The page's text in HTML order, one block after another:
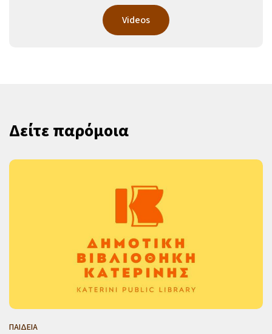
Videos
Δείτε παρόμοια
ΠΑΙΔΕΙΑ